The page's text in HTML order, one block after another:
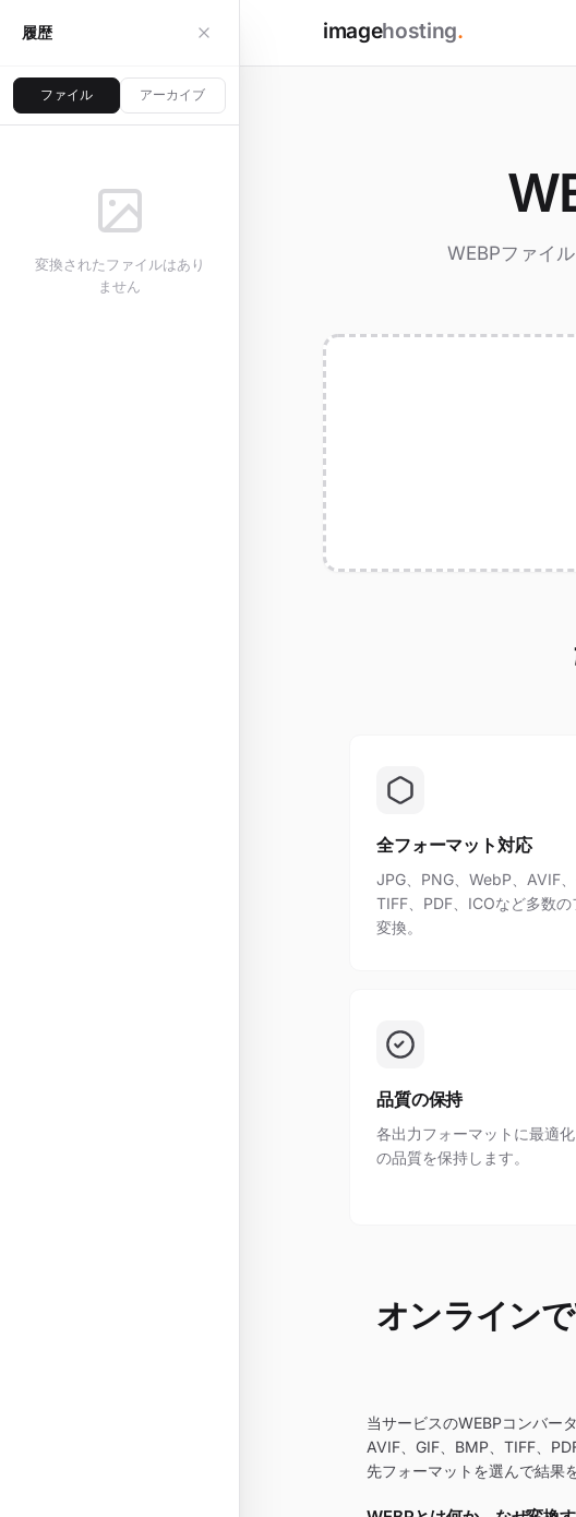
imagehosting.
履歴
ファイル アーカイブ
変換されたファイルはあり
ません
WEBPファイ
全フォーマット対応
JPG、PNG、WebP、AVIF、
TIFF、PDF、ICOなど多数
変換。
品質の保持
各出力フォーマットに最適
の品質を保持します。
オンライン
当サービスのWEBPコンバー
AVIF、GIF、BMP、TIFF、
先フォーマットを選んで結果